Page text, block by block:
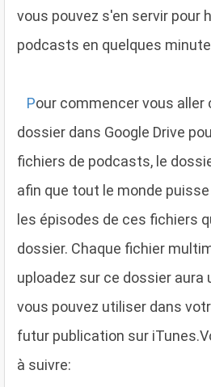
vous pouvez s'en servir pour
podcasts en quelques
Pour commencer vous aller
dossier dans Google Drive
fichiers de podcasts, le
afin que tout le monde
les épisodes de ces fichiers
dossier. Chaque fichier
uploadez sur ce dossier aura
vous pouvez utiliser dans
futur publication sur
à suivre: